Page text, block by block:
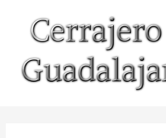
contenido